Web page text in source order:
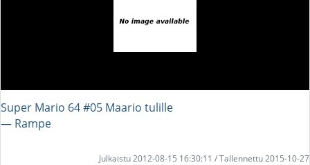
Super Mario 64 #05 Maario tulille
― Rampe
Julkaistu 2012-08-15 16:30:11 / Tallennettu 2015-10-27